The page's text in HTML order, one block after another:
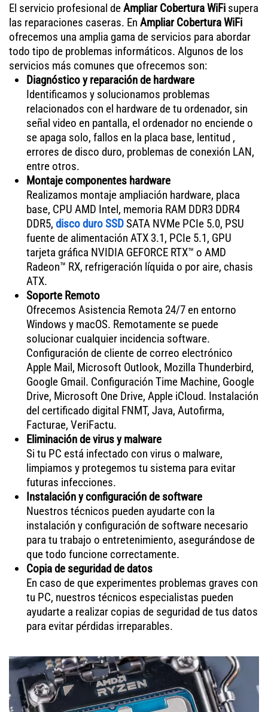
El servicio profesional deAmpliar Cobertura WiFi supera
las reparaciones caseras. En Ampliar Cobertura WiFi
ofrecemos una amplia gama de servicios para abordar
todo tipo de problemas informáticos. Algunos de los
servicios más comunes que ofrecemos son:
Diagnóstico y reparación de hardware
Identificamos y solucionamos problemas
relacionados con el hardware de tu ordenador, sin
señal video en pantalla, el ordenador no enciende o
se apaga solo, fallos en la placa base, lentitud ,
errores de disco duro, problemas de conexión LAN,
entre otros.
Montaje componentes hardware
Realizamos montaje ampliación hardware, placa
base, CPU AMD Intel, memoria RAM DDR3 DDR4
DDR5, disco duro SSDSATA NVMe PCIe 5.0, PSU
fuente de alimentación ATX 3.1, PCIe 5.1, GPU
tarjeta gráfica NVIDIA GEFORCE RTX™ o AMD
Radeon™ RX, refrigeración líquida o por aire, chasis
ATX.
Soporte Remoto
Ofrecemos Asistencia Remota 24/7 en entorno
Windows y macOS. Remotamente se puede
solucionar cualquier incidencia software.
Configuración de cliente de correo electrónico
Apple Mail, Microsoft Outlook, Mozilla Thunderbird,
Google Gmail. Configuración Time Machine, Google
Drive, Microsoft One Drive, Apple iCloud. Instalación
del certificado digital FNMT, Java, Autofirma,
Facturae, VeriFactu.
Eliminación de virus y malware
Si tu PC está infectado con virus o malware,
limpiamos y protegemos tu sistema para evitar
futuras infecciones.
Instalación y configuración de software
Nuestros técnicos pueden ayudarte con la
instalación y configuración de software necesario
para tu trabajo o entretenimiento, asegurándose de
que todo funcione correctamente.
Copia de seguridad de datos
En caso de que experimentes problemas graves con
tu PC, nuestros técnicos especialistas pueden
ayudarte a realizar copias de seguridad de tus datos
para evitar pérdidas irreparables.